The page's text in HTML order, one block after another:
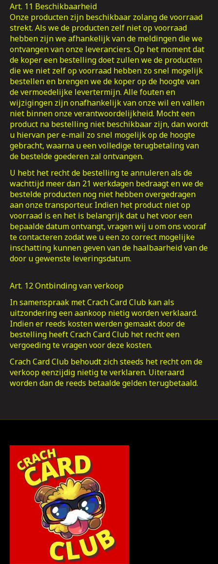
Art. 11 Beschikbaarheid
Onze producten zijn beschikbaar zolang de voorraad
strekt. Als we de producten zelf niet op voorraad
hebben zijn we afhankelijk van de meldingen die we
ontvangen van onze leveranciers. Op het moment dat
de koper een bestelling doet zullen we de producten
die we niet zelf op voorraad hebben zo snel mogelijk
bestellen en brengen we de koper op de hoogte van
de vermoedelijke levertermijn. Alle fouten en
wijzigingen zijn onafhankelijk van onze wil en vallen
niet binnen onze verantwoordelijkheid. Mocht een
product na bestelling niet beschikbaar zijn, dan wordt
u hiervan per e-mail zo snel mogelijk op de hoogte
gebracht, waarna u een volledige terugbetaling van
de bestelde goederen zal ontvangen.
U hebt het recht de bestelling te annuleren als de
wachttijd meer dan 21 werkdagen bedraagt en we de
bestelde producten nog niet hebben overgedragen
aan onze transporteur. Indien het product niet op
voorraad is en het is belangrijk dat u het voor een
bepaalde datum ontvangt, vragen wij u om ons vooraf
te contacteren zodat we u een zo correct mogelijke
inschatting kunnen geven van de haalbaarheid van de
door u gewenste leveringsdatum.
Art. 12 Ontbinding van verkoop
In samenspraak met Crach Card Club kan als
uitzondering een aankoop nietig worden verklaard.
Indien er reeds kosten werden gemaakt door de
bestelling heeft Crach Card Club het recht een
vergoeding te vragen voor deze kosten.
Crach Card Club behoudt zich steeds het recht om de
verkoop eenzijdig nietig te verklaren. Uiteraard
worden dan de reeds betaalde gelden terugbetaald.